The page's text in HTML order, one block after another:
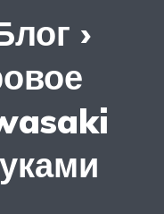
›